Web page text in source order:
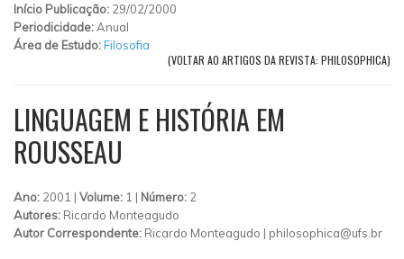
Início Publicação: 29/02/2000
Periodicidade:Anual
Área de Estudo:Filosofia
(VOLTAR AO ARTIGOS DA REVISTA: PHILOSOPHICA)
LINGUAGEM E HISTÓRIA EM
ROUSSEAU
Ano: 2001 | Volume: 1 | Número: 2
Autores: Ricardo Monteagudo
Autor Correspondente: Ricardo Monteagudo | philosophica@ufs.br